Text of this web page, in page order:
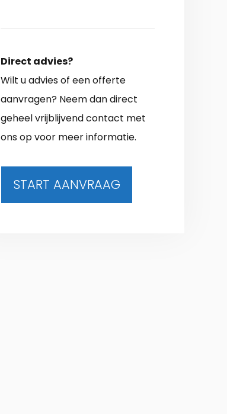
Direct advies?
Wilt u advies of een offerte
aanvragen? Neem dan direct
geheel vrijblijvend contact met
ons op voor meer informatie.
START AANVRAAG